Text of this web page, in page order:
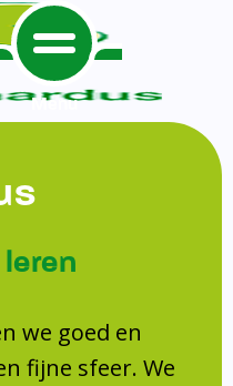
(TSO)
(MR)
Menu
we goed en
fijne sfeer. We